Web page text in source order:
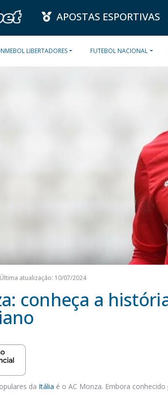
APOSTAS ESPORTIVAS
LIBERTADORES FUTEBOL NACIONAL
Última atualização: 10/07/2024
conheça a
da Itália é o AC Monza. Embora